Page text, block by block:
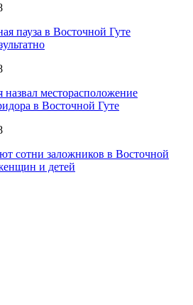
пауза в Восточной Гуте
месторасположение
в Восточной Гуте
сотни заложников в Восточной
и детей